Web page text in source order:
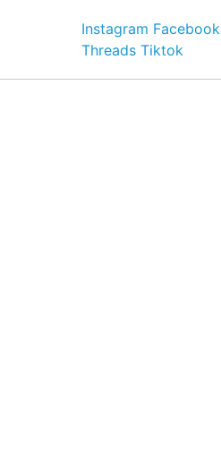
Instagram Facebook
Threads Tiktok